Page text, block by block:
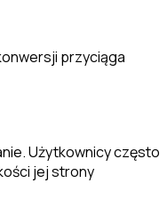
przyciąga
Użytkownicy często
jej strony